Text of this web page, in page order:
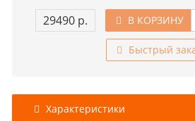
29490 р. В КОРЗИНУ
Быстрый
Характеристики